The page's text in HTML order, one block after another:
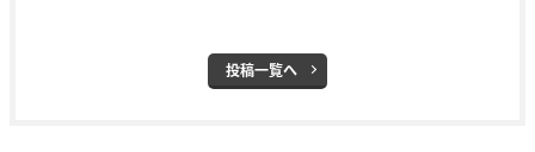
投稿一覧へ